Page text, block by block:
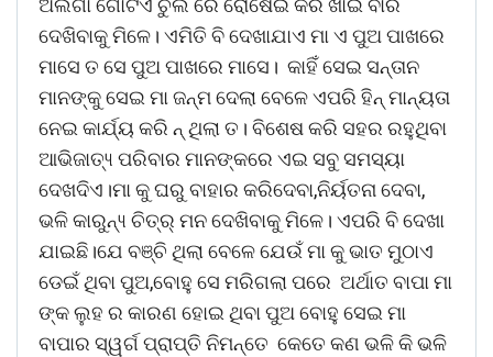
ଅଲଗା ଗୋଟିଏ ଚୁଲି ରେ ରୋଷେଇ କରି ଖାଇ ବାର
ଦେଖିବାକୁ ମିଳେ। ଏମିତି ବି ଦେଖାଯାଏ ମା ଏ ପୁଅ ପାଖରେ
ମାସେ ତ ସେ ପୁଅ ପାଖରେ ମାସେ। କାହିଁ ସେଇ ସନ୍ତାନ
ମାନଙ୍କୁ ସେଇ ମା ଜନ୍ମ ଦେଲା ବେଳେ ଏପରି ହିନ୍ ମାନ୍ୟତା
ନେଇ କାର୍ଯ୍ୟ କରି ନ୍ ଥିଲା ତ। ବିଶେଷ କରି ସହର ରହୁଥିବା
ଆଭିଜାତ୍ୟ୍ ପରିବାର ମାନଙ୍କରେ ଏଇ ସବୁ ସମସ୍ୟା
ଦେଖଦିଏ।ମା କୁ ଘରୁ ବାହାର କରିଦେବା,ନିର୍ୟତନା ଦେବା,
ଭଳି କାରୁନ୍ୟ୍ ଚିତ୍ର୍ ମନ ଦେଖିବାକୁ ମିଳେ। ଏପରି ବି ଦେଖା
ଯାଇଛି।ଯେ ବଞ୍ଚି ଥିଲା ବେଳେ ଯେଉଁ ମା କୁ ଭାତ ମୁଠାଏ
ଡେଇଁ ଥିବା ପୁଅ,ବୋହୁ ସେ ମରିଗଲା ପରେ ଅର୍ଥାତ ବାପା ମା
ଙ୍କ ଲୁହ ର କାରଣ ହୋଇ ଥିବା ପୁଅ ବୋହୁ ସେଇ ମା
ବାପାର ସ୍ୱର୍ଗ ପ୍ରାପ୍ତି ନିମନ୍ତେ କେତେ କଣ ଭଳି କି ଭଳି